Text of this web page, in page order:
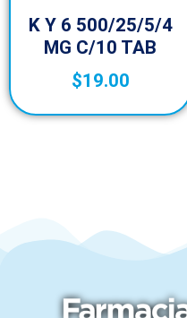
K Y 6 500/25/5/4
MG C/10 TAB
$19.00